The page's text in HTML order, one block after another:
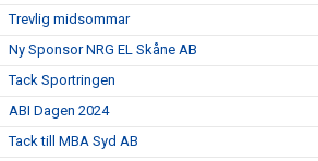
Trevlig midsommar
Ny Sponsor NRG EL Skåne AB
Tack Sportringen
ABI Dagen 2024
Tack till MBA Syd AB